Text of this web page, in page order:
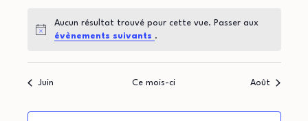
on
d
e
d
i
e
Notice
Aucun résultat trouvé pour cette vue. Passer aux
évènements suivants .
Juin Ce mois-ci Août